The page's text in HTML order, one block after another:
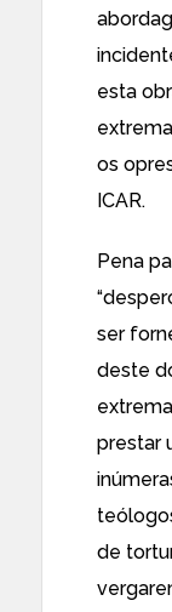
esta
os
ICAR.
Pena
ser
deste
prestar
de